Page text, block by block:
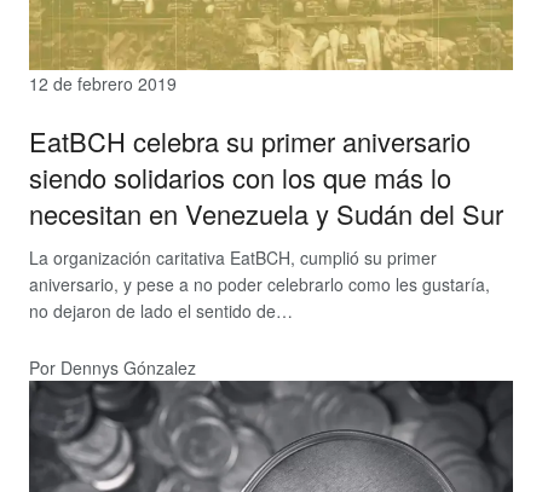
12 de febrero 2019
EatBCH celebra su primer aniversario
siendo solidarios con los que más lo
necesitan en Venezuela y Sudán del Sur
La organización caritativa EatBCH, cumplió su primer
aniversario, y pese a no poder celebrarlo como les gustaría,
no dejaron de lado el sentido de…
Por Dennys Gónzalez